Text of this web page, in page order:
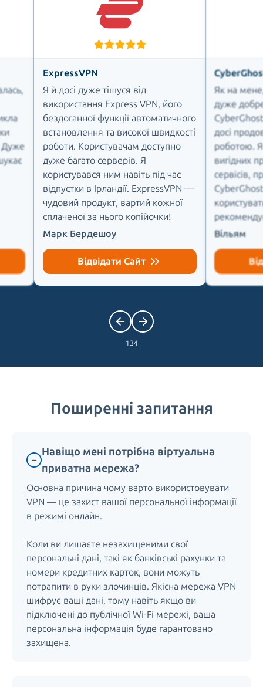
Дуже
ExpressVPN
Я й досі дуже тішуся від
використання Express VPN, його
бездоганної функції автоматичного
встановлення та високої швидкості
роботи. Користувачам доступно
дуже багато серверів. Я
користувався ним навіть під час
відпустки в Ірландії. ExpressVPN —
чудовий продукт, вартий кожної
сплаченої за нього копійочки!
Марк Бердешоу
Відвідати Сайт
Як на
дуже
досі
роботою. Я
вигідних
сервісів,
Вільям
1З4
Поширенні запитання
Навіщо мені потрібна віртуальна
приватна мережа?
Основна причина чому варто використовувати
VPN — це захист вашої персональної інформації
в режимі онлайн.
Коли ви лишаєте незахищеними свої
персональні дані, такі як банківські рахунки та
номери кредитних карток, вони можуть
потрапити в руки злочинців. Якісна мережа VPN
шифрує ваші дані, тому навіть якщо ви
підключені до публічної Wi-Fi мережі, ваша
персональна інформація буде гарантовано
захищена.